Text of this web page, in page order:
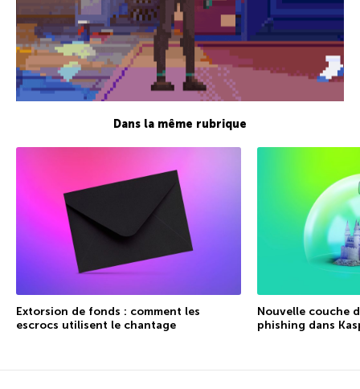
Dans la même rubrique
Extorsion de fonds : comment les
escrocs utilisent le chantage
Nouvelle couche
phishing dans